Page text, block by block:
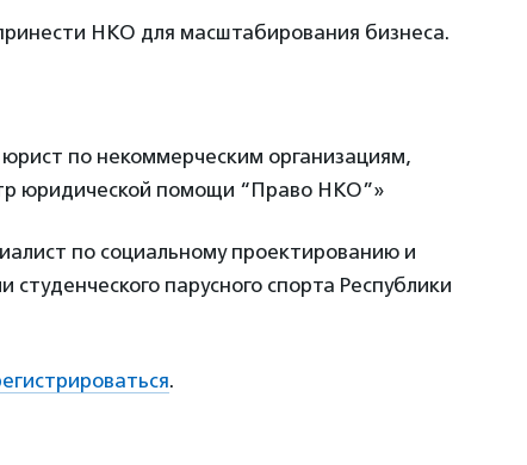
НКО для масштабирования бизнеса.
юрист по некоммерческим организациям,
юридической помощи “Право НКО”»
по социальному проектированию и
парусного спорта Республики
.